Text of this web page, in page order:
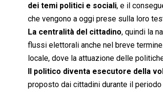
dei temi politici e sociali, e il
che vengono a oggi prese sulla loro
La centralità del cittadino, quindi la
flussi elettorali anche nel breve termine.
locale, dove la attuazione delle
Il politico diventa esecutore della
proposto dai cittadini durante il